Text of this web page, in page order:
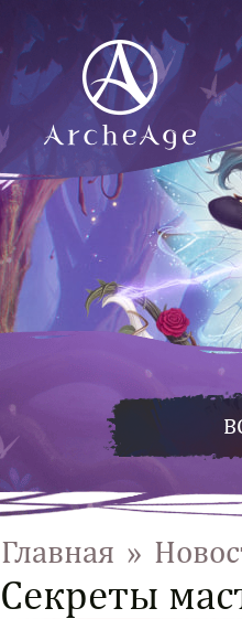
Главная »
Секреты